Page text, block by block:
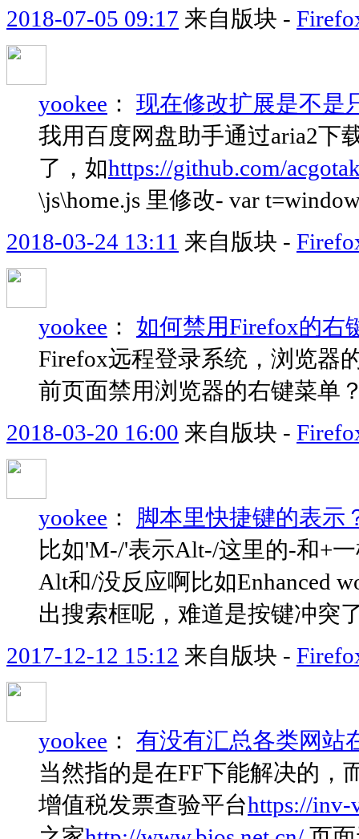
2018-07-05 09:17 来自版块 -
yookee ： 现在修改扩展是不是
我用百度网盘助手通过aria2下
了，如https://github.com/
\js\home.js 里修改- var
2018-03-24 13:11 来自版块 -
yookee ： 如何禁用Firefox的右
Firefox远程登录系统，浏览器
前页面禁用浏览器的右键菜单
2018-03-20 16:00 来自版块 -
yookee ： 脚本里快捷键的表示
比如'M-/'表示Alt-/这里的-和+
Alt和/没反应啊比如Enhanced
出搜索框呢，难道是按键冲突
2017-12-12 15:12 来自版块 -
yookee ： 有没有汇总各类网站
当然指的是在FF下能解决的，
增值税发票查验平台https://inv-